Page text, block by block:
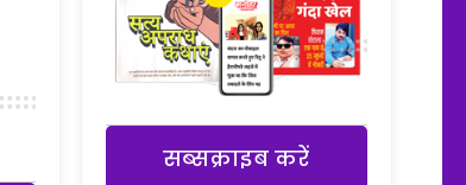
सब्सक्राइब करें